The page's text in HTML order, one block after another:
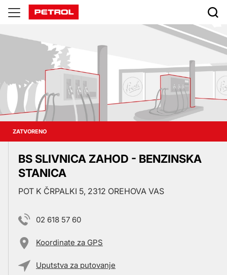
Prodajna
mesta
ZATVORENO
BS SLIVNICA ZAHOD - BENZINSKA
STANICA
POT K ČRPALKI 5, 2312 OREHOVA VAS
02 618 57 60
Koordinate za GPS
Uputstva za putovanje